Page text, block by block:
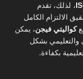
، لذلك، تقدم
الالتزام الكامل
كواليتي فيجن، يمكن
والتعليمي بشكل
بكفاءة.